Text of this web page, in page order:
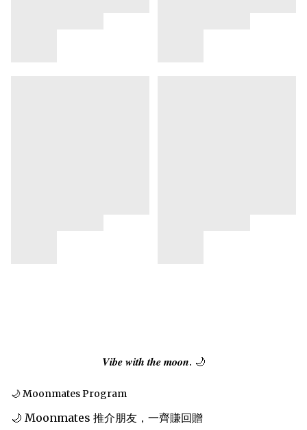
𝑽𝒊𝒃𝒆 𝒘𝒊𝒕𝒉 𝒕𝒉𝒆 𝒎𝒐𝒐𝒏. 🌙
🌙 Moonmates Program
🌙 Moonmates 推介朋友，一齊賺回贈